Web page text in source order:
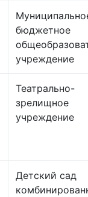
бюджетное
учреждение
Театрально-
зрелищное
учреждение
Детский сад